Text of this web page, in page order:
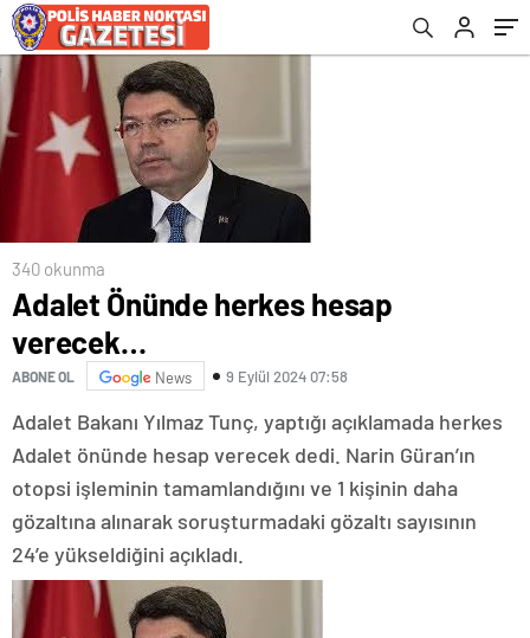
340 okunma
Adalet Önünde herkes hesap
verecek…
ABONE OL News 9 Eylül 2024 07:58
Adalet Bakanı Yılmaz Tunç, yaptığı açıklamada herkes
Adalet önünde hesap verecek dedi. Narin Güran’ın
otopsi işleminin tamamlandığını ve 1 kişinin daha
gözaltına alınarak soruşturmadaki gözaltı sayısının
24’e yükseldiğini açıkladı.
bulundu